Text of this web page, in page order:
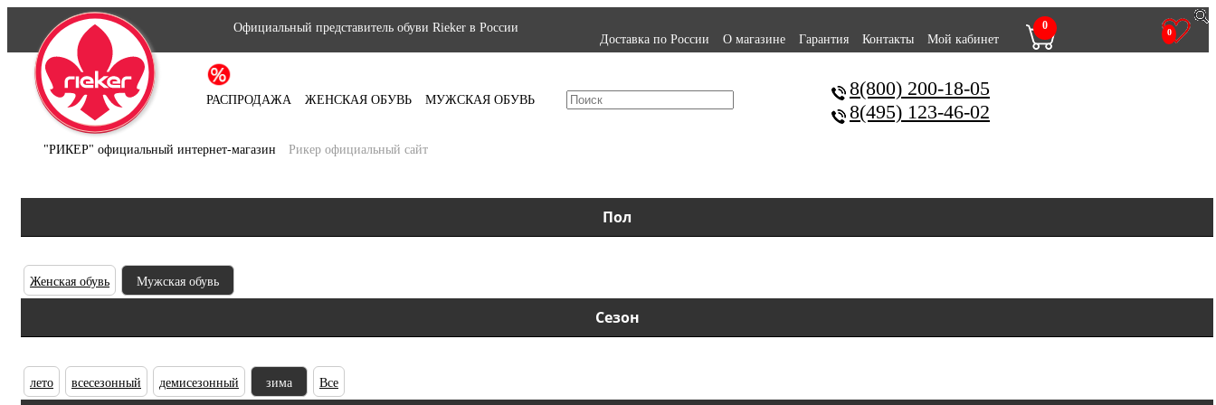
0
0
Официальный представитель обуви Rieker в России
Доставка по России
О магазине Гарантия Контакты Мой кабинет
РАСПРОДАЖА ЖЕНСКАЯ ОБУВЬ МУЖСКАЯ ОБУВЬ
8(800) 200-18-05
8(495) 123-46-02
"РИКЕР" официальный интернет-магазин Рикер официальный сайт
Пол
Женская обувь Мужская обувь
Сезон
лето всесезонный демисезонный зима Все